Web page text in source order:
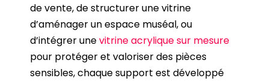
de vente, de structurer une vitrine
d’aménager un espace muséal, ou
d’intégrer unevitrine acrylique sur mesure
pour protéger et valoriser des pièces
sensibles, chaque support est développé